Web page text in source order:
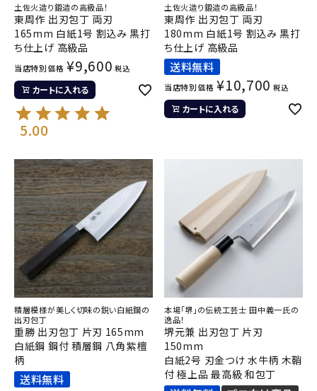
土佐火造り鍛造の高級品！
東周作 出刃包丁 両刃
165mm 白紙1号 割込み 黒打
ち仕上げ 高級品
当店特別価格 ¥9,600 税込
カートに入れる
5.00
土佐火造り鍛造の高級品！
東周作 出刃包丁 両刃
180mm 白紙1号 割込み 黒打
ち仕上げ 高級品
送料無料
当店特別価格 ¥10,700 税込
カートに入れる
積層模様が美しく切味の鋭い白紙鋼の
出刃包丁
重勝 出刃包丁 片刃 165mm
白紙鋼 鋼付 積層鋼 八角紫檀
柄
送料無料
本場「堺」の伝統工芸士 田中義一氏の
逸品！
堺元兼 出刃包丁 片刃
150mm
白紙2号 刃金つけ 水牛柄 木鞘
付 極上品 最高級 和包丁